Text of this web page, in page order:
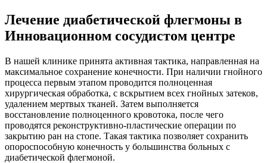
Лечение диабетической флегмоны в
Инновационном сосудистом центре
В нашей клинике принята активная тактика, направленная на
максимальное сохранение конечности. При наличии гнойного
процесса первым этапом проводится полноценная
хирургическая обработка, с вскрытием всех гнойных затеков,
удалением мертвых тканей. Затем выполняется
восстановление полноценного кровотока, после чего
проводятся реконструктивно-пластические операции по
закрытию ран на стопе. Такая тактика позволяет сохранить
опороспособную конечность у большинства больных с
диабетической флегмоной.